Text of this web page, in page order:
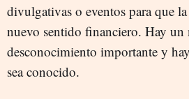
divulgativas o eventos para que
nuevo sentido financiero. Hay un
desconocimiento importante y
sea conocido.